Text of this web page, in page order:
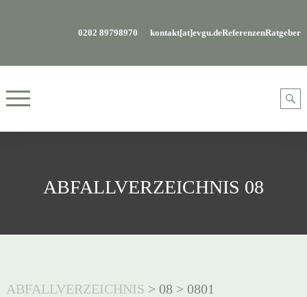
0202 89798970 kontakt[at]evgu.deReferenzenRatgeber
ABFALLVERZEICHNIS 08
ABFALLVERZEICHNIS > 08 > 0801